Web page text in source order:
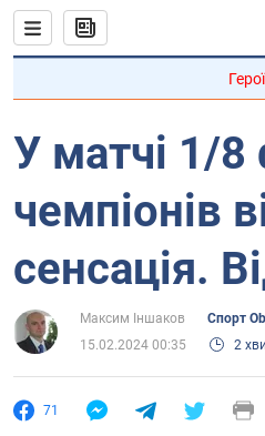
У матчі 1/8
чемпіонів
сенсація.
Максим Іншаков
Спорт
15.02.2024 00:35
2
71